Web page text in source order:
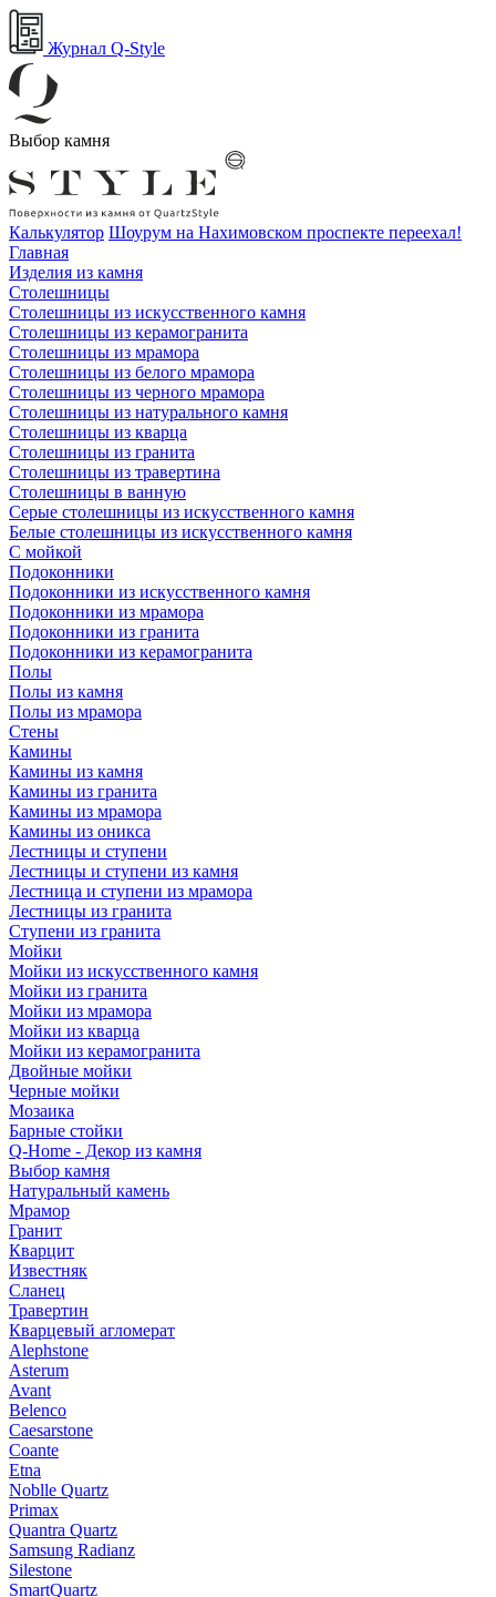
Журнал Q-Style
Выбор камня
Калькулятор Шоурум на Нахимовском проспекте переехал!
Главная
Изделия из камня
Столешницы
Столешницы из искусственного камня
Столешницы из керамогранита
Столешницы из мрамора
Столешницы из белого мрамора
Столешницы из черного мрамора
Столешницы из натурального камня
Столешницы из кварца
Столешницы из гранита
Столешницы из травертина
Столешницы в ванную
Серые столешницы из искусственного камня
Белые столешницы из искусственного камня
С мойкой
Подоконники
Подоконники из искусственного камня
Подоконники из мрамора
Подоконники из гранита
Подоконники из керамогранита
Полы
Полы из камня
Полы из мрамора
Стены
Камины
Камины из камня
Камины из гранита
Камины из мрамора
Камины из оникса
Лестницы и ступени
Лестницы и ступени из камня
Лестница и ступени из мрамора
Лестницы из гранита
Ступени из гранита
Мойки
Мойки из искусственного камня
Мойки из гранита
Мойки из мрамора
Мойки из кварца
Мойки из керамогранита
Двойные мойки
Черные мойки
Мозаика
Барные стойки
Q-Home - Декор из камня
Выбор камня
Натуральный камень
Мрамор
Гранит
Кварцит
Известняк
Сланец
Травертин
Кварцевый агломерат
Alephstone
Asterum
Avant
Belenco
Caesarstone
Coante
Etna
Noblle Quartz
Primax
Quantra Quartz
Samsung Radianz
Silestone
SmartQuartz